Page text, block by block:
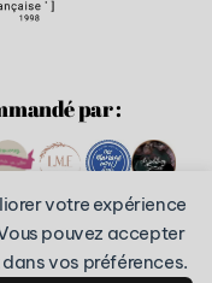
votre expérience
pouvez accepter
vos préférences.
par :